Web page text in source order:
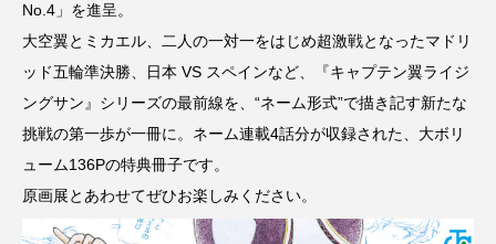
No.4」を進呈。
大空翼とミカエル、二人の一対一をはじめ超激戦となったマドリ
ッド五輪準決勝、日本 VS スペインなど、『キャプテン翼ライジ
ングサン』シリーズの最前線を、“ネーム形式”で描き記す新たな
挑戦の第一歩が一冊に。ネーム連載4話分が収録された、大ボリ
ューム136Pの特典冊子です。
原画展とあわせてぜひお楽しみください。